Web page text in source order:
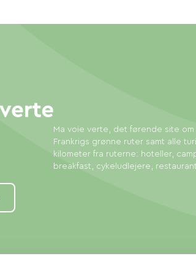
Ma voie verte, det førende site
Frankrigs grønne ruter samt alle
kilometer fra ruterne: hoteller,
breakfast, cykeludlejere,